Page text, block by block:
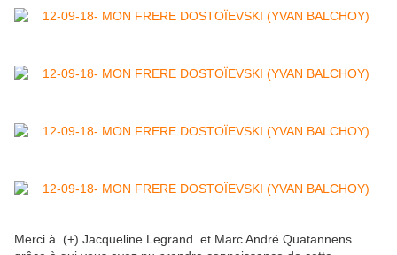
Merci à (+) Jacqueline Legrand et Marc André Quatannens